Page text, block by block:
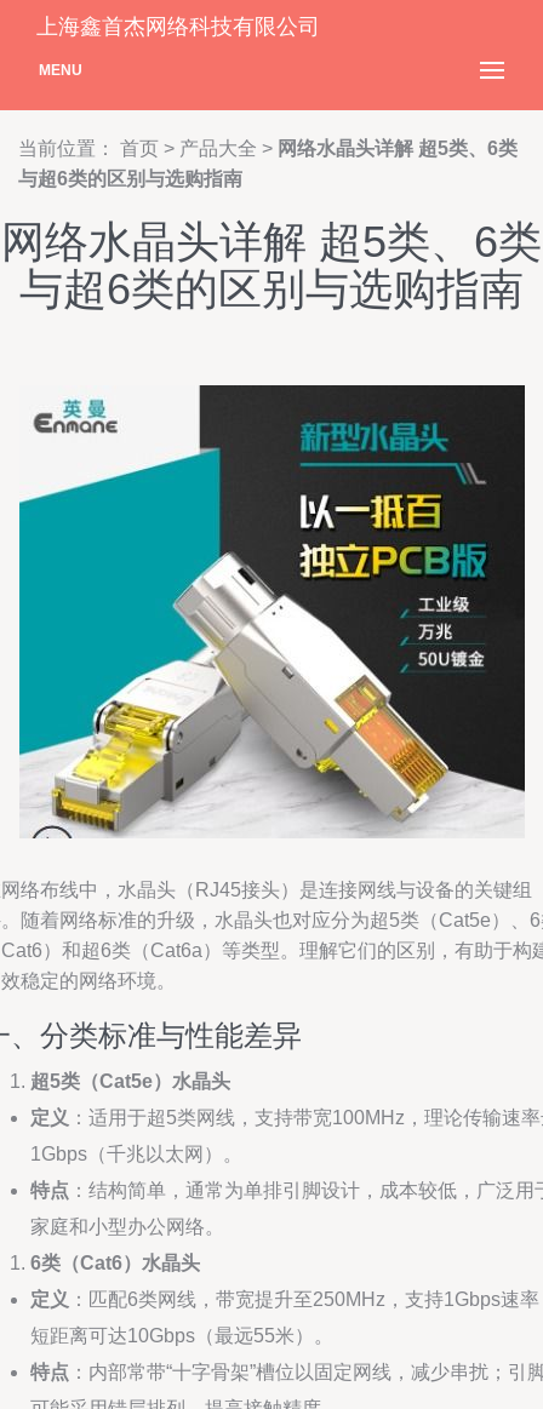
上海鑫首杰网络科技有限公司
MENU
当前位置： 首页 > 产品大全 > 网络水晶头详解 超5类、6类
与超6类的区别与选购指南
网络水晶头详解 超5类、6类
与超6类的区别与选购指南
络布线中，水晶头（RJ45接头）是连接网线与设备的关键组
随着网络标准的升级，水晶头也对应分为超5类（Cat5e）、
）和超6类（Cat6a）等类型。理解它们的区别，有助于构
稳定的网络环境。
、分类标准与性能差异
超5类（Cat5e）水晶头
定义 ：适用于超5类网线，支持带宽100MHz，理论传输速
1Gbps（千兆以太网）。
特点 ：结构简单，通常为单排引脚设计，成本较低，广泛用
家庭和小型办公网络。
6类（Cat6）水晶头
定义 ：匹配6类网线，带宽提升至250MHz，支持1Gbps速
短距离可达10Gbps（最远55米）。
特点 ：内部常带“十字骨架”槽位以固定网线，减少串扰；引